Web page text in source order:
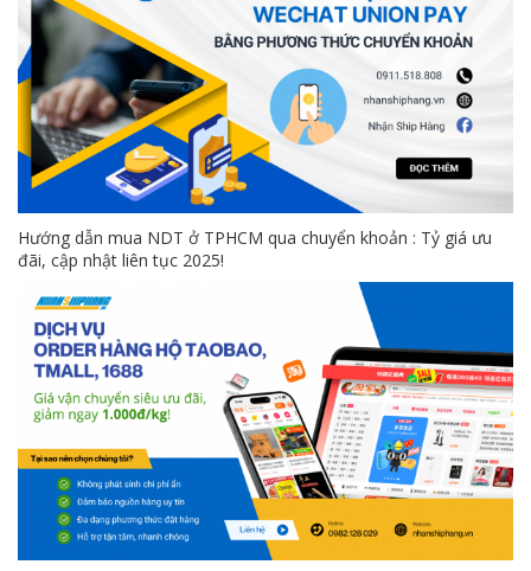
Hướng dẫn mua NDT ở TPHCM qua chuyển khoản : Tỷ giá ưu
đãi, cập nhật liên tục 2025!